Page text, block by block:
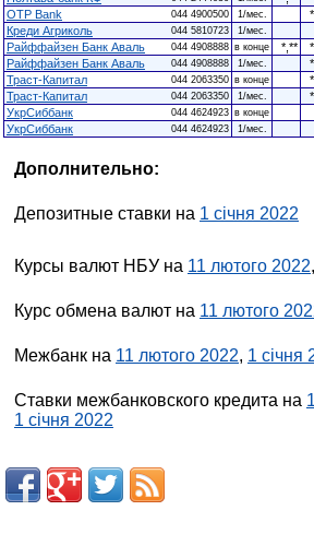
OTP Bank
044 4900500 1/мес.
Креди Агриколь
044 5810723 1/мес.
Райффайзен Банк Аваль
044 4908888 в конце *,**
Райффайзен Банк Аваль
044 4908888 1/мес.
Траст-Капитал
044 2063350 в конце
Траст-Капитал
044 2063350 1/мес.
УкрСиббанк
044 4624923 в конце
УкрСиббанк
044 4624923 1/мес.
Дополнительно:
Депозитные ставки на 1 січня 2022
Курсы валют НБУ на 11 лютого 2022,
Курс обмена валют на 11 лютого
Межбанк на 11 лютого 2022, 1 січня
Ставки межбанковского кредита на
1 січня 2022